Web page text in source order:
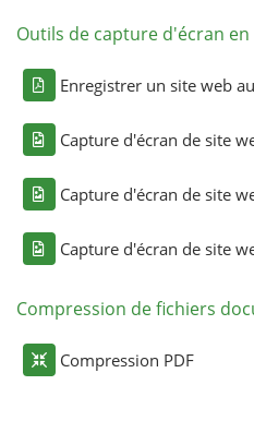
Outils de capture d'écran en
Enregistrer un site web
Capture d'écran de site
Capture d'écran de site
Capture d'écran de site
Compression de fichiers
Compression PDF